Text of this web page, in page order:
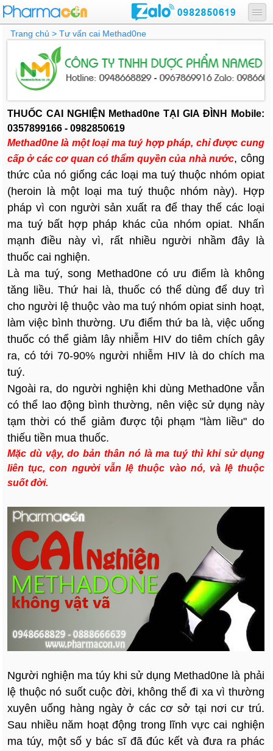
Trang chủ> Tư vấn cai Methad0ne
THUỐC CAI NGHIỆN Methad0ne TẠI GIA ĐÌNH Mobile:
0357899166 - 0982850619
Methad0ne là một loại ma tuý hợp pháp, chỉ được cung
cấp ở các cơ quan có thẩm quyền của nhà nước, công
thức của nó giống các loại ma tuý thuộc nhóm opiat
(heroin là một loại ma tuý thuộc nhóm này). Hợp
pháp vì con người sản xuất ra để thay thế các loại
ma tuý bất hợp pháp khác của nhóm opiat. Nhấn
mạnh điều này vì, rất nhiều người nhầm đây là
thuốc cai nghiện.
Là ma tuý, song Methad0ne có ưu điểm là không
tăng liều. Thứ hai là, thuốc có thể dùng để duy trì
cho người lệ thuộc vào ma tuý nhóm opiat sinh hoạt,
làm việc bình thường. Ưu điểm thứ ba là, việc uống
thuốc có thể giảm lây nhiễm HIV do tiêm chích gây
ra, có tới 70-90% người nhiễm HIV là do chích ma
tuý.
Ngoài ra, do người nghiện khi dùng Methad0ne vẫn
có thể lao động bình thường, nên việc sử dụng này
tạm thời có thể giảm được tội phạm "làm liều" do
thiếu tiền mua thuốc.
Mặc dù vậy, do bản thân nó là ma tuý thì khi sử dụng
liên tục, con người vẫn lệ thuộc vào nó, và lệ thuộc
suốt đời.
Người nghiện ma túy khi sử dụng Methad0ne là phải
lệ thuộc nó suốt cuộc đời, không thể đi xa vì thường
xuyên uống hàng ngày ở các cơ sở tại nơi cư trú.
Sau nhiều năm hoạt động trong lĩnh vực cai nghiện
ma túy, một số y bác sĩ đã đúc kết và đưa ra phác